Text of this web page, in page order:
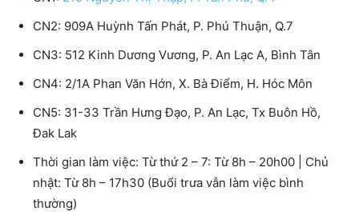
CN2: 909A Huỳnh Tấn Phát, P. Phú Thuận, Q.7
CN3: 512 Kinh Dương Vương, P. An Lạc A, Bình Tân
CN4: 2/1A Phan Văn Hớn, X. Bà Điểm, H. Hóc Môn
CN5: 31-33 Trần Hưng Đạo, P. An Lạc, Tx Buôn Hồ,
Đak Lak
Thời gian làm việc: Từ thứ 2 – 7: Từ 8h – 20h00 | Chủ
nhật: Từ 8h – 17h30 (Buổi trưa vẫn làm việc bình
thường)